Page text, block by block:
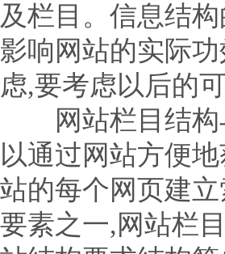
及栏目。信息结
影响网站的实际
虑,要考虑以后的
网站栏目结构
以通过网站方便
站的每个网页建
要素之一,网站栏